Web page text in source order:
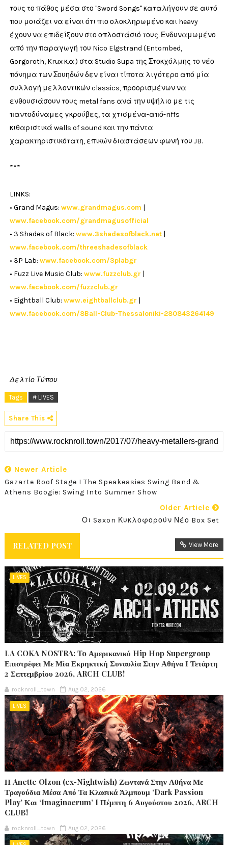
τους το πάθος μέσα στο "Sword Songs" καταλήγουν σε αυτό
που μοιάζει να είναι ότι πιο ολοκληρωμένο και heavy
έχουν να επιδείξουν στο οπλοστάσιό τους. Ενδυναμωμένο
από την παραγωγή του Nico Elgstrand (Entombed,
Gorgoroth, Krux κ.α.) στα Studio Supa της Στοκχόλμης το νέο
πόνημα των Σουηδών δεν είναι τίποτα λιγότερο από μία
συλλογή μελλοντικών classics, προορισμένων να
ενθουσιάσουν τους metal fans ανά την υψήλιο με τις
παντοδύναμες γκρούβες, τα χτισμένα-από-riffs
κιθαριστικά walls of sound και την πάντα
χαρακτηριστικότατη, επικών διαστάσεων φωνή του JB.
***
LINKS:
• Grand Magus: www.grandmagus.com |
www.facebook.com/grandmagusofficial
• 3 Shades of Black: www.3shadesofblack.net|
www.facebook.com/threeshadesofblack
• 3P Lab: www.facebook.com/3plabgr
• Fuzz Live Music Club: www.fuzzclub.gr |
www.facebook.com/fuzzclub.gr
• Eightball Club: www.eightballclub.gr |
www.facebook.com/8Ball-Club-Thessaloniki-280843264149
Δελτίο Τύπου
Tags # LIVES
Share This
Newer Article
Gazarte Roof Stage I The Speakeasies Swing Band &
Athens Boogie: Swing Into Summer Show
Older Article
Οι Saxon Κυκλοφορούν Νέο Box Set
RELATED POST View More
LIVES
LA COKA NOSTRA: To Αμερικανικό Hip Hop Supergroup
Επιστρέφει Με Μία Εκρηκτική Συναυλία Στην Αθήνα Ι Τετάρτη
2 Σεπτεμβρίου 2026, ARCH CLUB!
rocknroll_town Aug 02, 2026
LIVES
Η Anette Olzon (ex-Nightwish) Ζωντανά Στην Αθήνα Με
Τραγούδια Μέσα Από Τα Κλασικά Άλμπουμ ‘Dark Passion
Play’ Και ‘Imaginaerum’ I Πέμπτη 6 Αυγούστου 2026, ARCH
CLUB!
rocknroll_town Aug 02, 2026